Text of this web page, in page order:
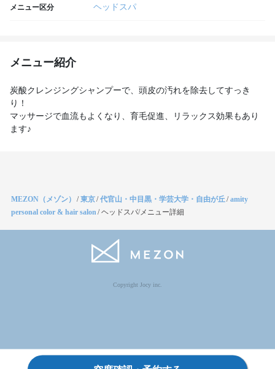
メニュー区分 ヘッドスパ
メニュー紹介
炭酸クレンジングシャンプーで、頭皮の汚れを除去してすっき
り！
マッサージで血流もよくなり、育毛促進、リラックス効果もあり
ます♪
MEZON（メゾン） /東京/代官山・中目黒・学芸大学・自由が丘/amity
personal color & hair salon/ヘッドスパ/メニュー詳細
Copyright Jocy inc.